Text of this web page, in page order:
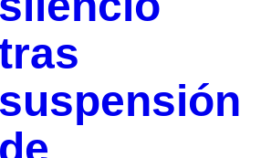
suspensión